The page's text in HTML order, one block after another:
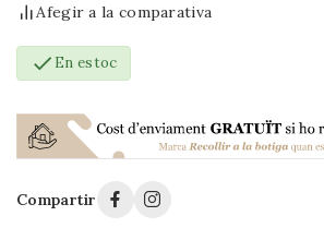
Afegir a la comparativa
 En estoc
Compartir